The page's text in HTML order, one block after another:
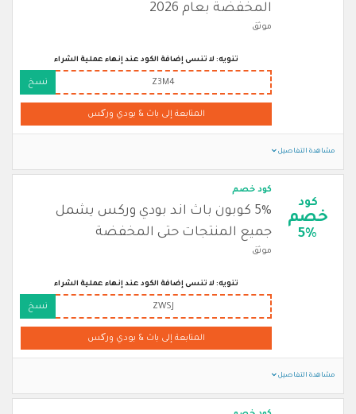
المخفضة بعام 2026
موثق
تنويه: لا تنسى إضافة الكود عند إنهاء عملية الشراء
Z3M4 نسخ
المتابعة إلى باث & بودي ورکس
مشاهدة التفاصيل
كود
خصم
5%
كود خصم
5% كوبون باث اند بودي وركس يشمل
جميع المنتجات حتى المخفضة
موثق
تنويه: لا تنسى إضافة الكود عند إنهاء عملية الشراء
ZWSJ نسخ
المتابعة إلى باث & بودي ورکس
مشاهدة التفاصيل